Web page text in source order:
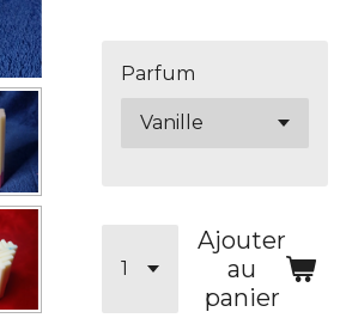
Parfum
Ajouter
au
panier